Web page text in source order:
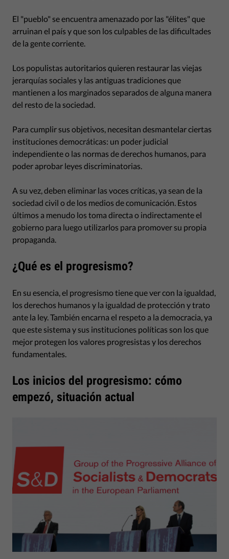
El "pueblo" se encuentra amenazado por las "élites" que
arruinan el país y que son los culpables de las dificultades
de la gente corriente.
Los populistas autoritarios quieren restaurar las viejas
jerarquías sociales y las antiguas tradiciones que
mantienen a los marginados separados de alguna manera
del resto de la sociedad.
Para cumplir sus objetivos, necesitan desmantelar ciertas
instituciones democráticas: un poder judicial
independiente o las normas de derechos humanos, para
poder aprobar leyes discriminatorias.
A su vez, deben eliminar las voces críticas, ya sean de la
sociedad civil o de los medios de comunicación. Estos
últimos a menudo los toma directa o indirectamente el
gobierno para luego utilizarlos para promover su propia
propaganda.
¿Qué es el progresismo?
En su esencia, el progresismo tiene que ver con la igualdad,
los derechos humanos y la igualdad de protección y trato
ante la ley. También encarna el respeto a la democracia, ya
que este sistema y sus instituciones políticas son los que
mejor protegen los valores progresistas y los derechos
fundamentales.
Los inicios del progresismo: cómo
empezó, situación actual